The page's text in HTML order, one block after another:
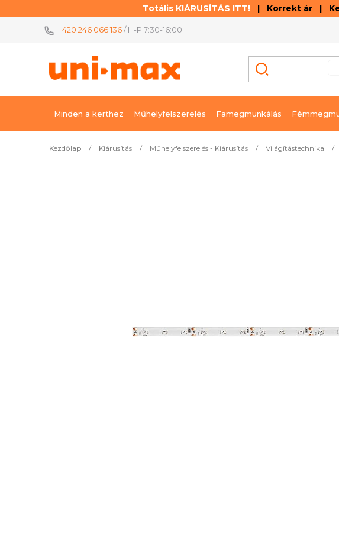
Totális KIÁRUSÍTÁS ITT! | Korrekt ár |
+420 246 066 136/ H-P 7:30-16:00
Minden a kerthez Műhelyfelszerelés Famegmunkálás
Kezdőlap / Kiárusítás / Műhelyfelszerelés - Kiárusítás / Világítástechnika /